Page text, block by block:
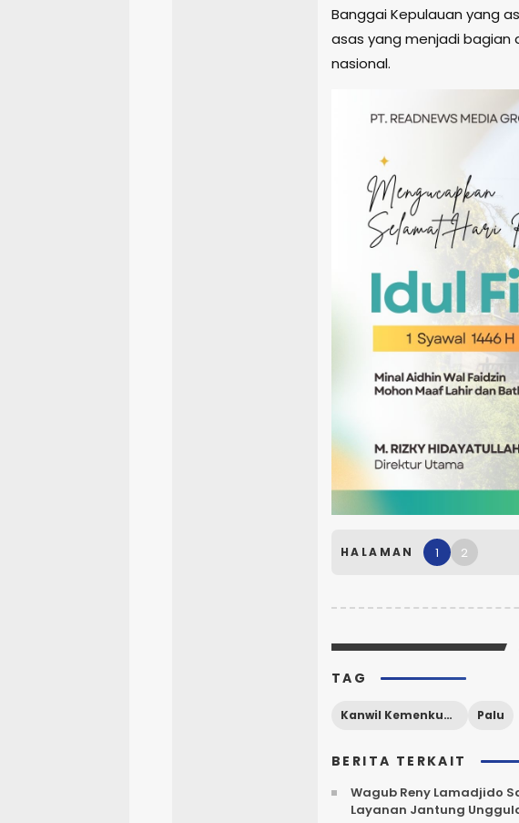
Banggai Kepulauan yang
asas yang menjadi bagian
nasional.
HALAMAN 1 2
TAG
Kanwil Kemenkumham SUlteng Palu
BERITA TERKAIT
Wagub Reny Lamadjido
Layanan Jantung